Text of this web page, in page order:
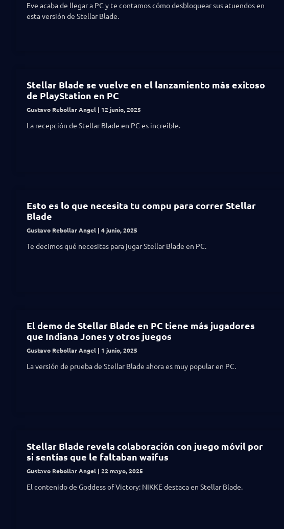
Eve acaba de llegar a PC y te contamos cómo desbloquear sus atuendos en
esta versión de Stellar Blade.
Stellar Blade se vuelve en el lanzamiento más exitoso
de PlayStation en PC
Gustavo Rebollar Angel 12 junio, 2025
La recepción de Stellar Blade en PC es increíble.
Esto es lo que necesita tu compu para correr Stellar
Blade
Gustavo Rebollar Angel 4 junio, 2025
Te decimos qué necesitas para jugar Stellar Blade en PC.
El demo de Stellar Blade en PC tiene más jugadores
que Indiana Jones y otros juegos
Gustavo Rebollar Angel 1 junio, 2025
La versión de prueba de Stellar Blade ahora es muy popular en PC.
Stellar Blade revela colaboración con juego móvil por
si sentías que le faltaban waifus
Gustavo Rebollar Angel 22 mayo, 2025
El contenido de Goddess of Victory: NIKKE destaca en Stellar Blade.